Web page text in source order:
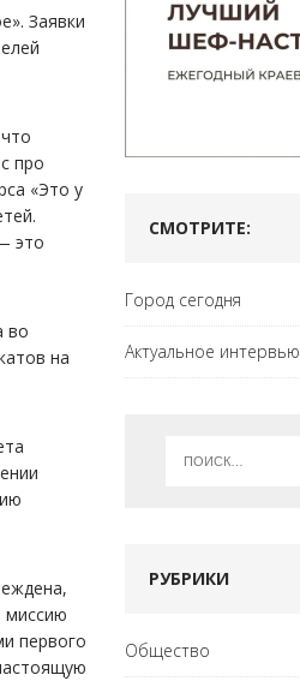
Заявки
про
«Это у
это
во
на
миссию
первого
СМОТРИТЕ:
Город сегодня
Актуальное интервью
РУБРИКИ
Общество